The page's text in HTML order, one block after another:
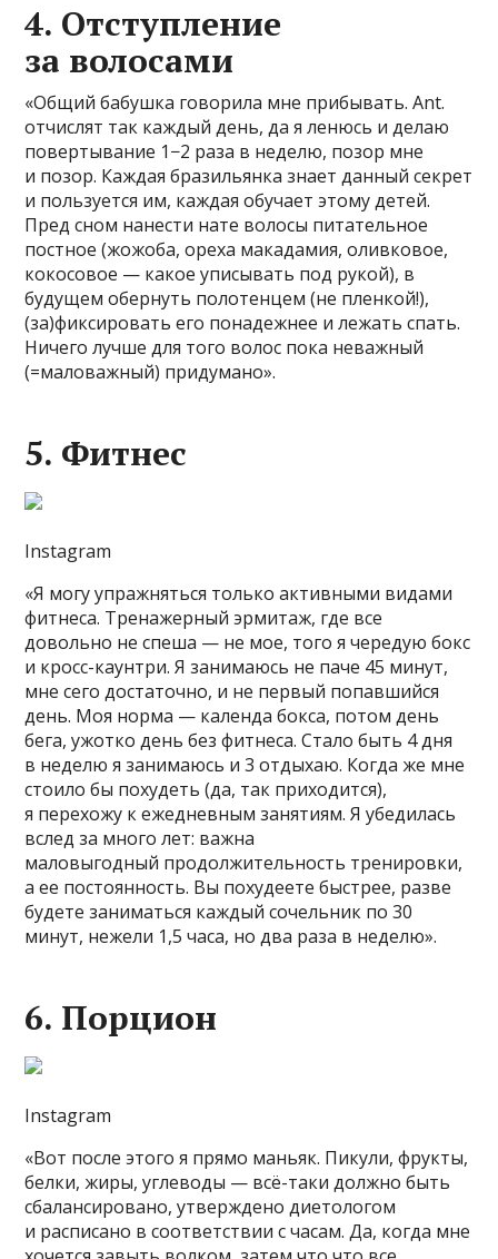
4. Отступление
за волосами
«Общий бабушка говорила мне прибывать. Ant.
отчислят так каждый день, да я ленюсь и делаю
повертывание 1−2 раза в неделю, позор мне
и позор. Каждая бразильянка знает данный секрет
и пользуется им, каждая обучает этому детей.
Пред сном нанести нате волосы питательное
постное (жожоба, ореха макадамия, оливковое,
кокосовое — какое уписывать под рукой), в
будущем обернуть полотенцем (не пленкой!),
(за)фиксировать его понадежнее и лежать спать.
Ничего лучше для того волос пока неважный
(=маловажный) придумано».
5. Фитнес
Instagram
«Я могу упражняться только активными видами
фитнеса. Тренажерный эрмитаж, где все
довольно не спеша — не мое, того я чередую бокс
и кросс-каунтри. Я занимаюсь не паче 45 минут,
мне сего достаточно, и не первый попавшийся
день. Моя норма — календа бокса, потом день
бега, ужотко день без фитнеса. Стало быть 4 дня
в неделю я занимаюсь и 3 отдыхаю. Когда же мне
стоило бы похудеть (да, так приходится),
я перехожу к ежедневным занятиям. Я убедилась
вслед за много лет: важна
маловыгодный продолжительность тренировки,
а ее постоянность. Вы похудеете быстрее, разве
будете заниматься каждый сочельник по 30
минут, нежели 1,5 часа, но два раза в неделю».
6. Порцион
Instagram
«Вот после этого я прямо маньяк. Пикули, фрукты,
белки, жиры, углеводы — всё-таки должно быть
сбалансировано, утверждено диетологом
и расписано в соответствии с часам. Да, когда мне